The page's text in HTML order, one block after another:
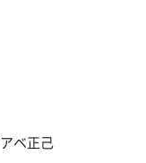
ベ正己